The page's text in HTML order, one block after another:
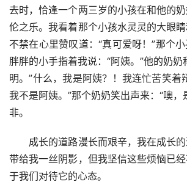
去时，恰逢一个两三岁的小孩在和他的
伦之乐。我看着那个小孩水灵灵的大眼睛
不禁在心里赞叹道：“真可爱呀！”那个
胖胖的小手指着我说：“阿姨。”他的奶奶
明。”什么，我是阿姨？！我连忙苦笑着
我不是阿姨。”那个奶奶笑出声来：“噢，
非。
成长的道路漫长而艰辛，我在成长的
带给我一丝阴影，但我坚信这些烦恼已
于我们对待它的心态。